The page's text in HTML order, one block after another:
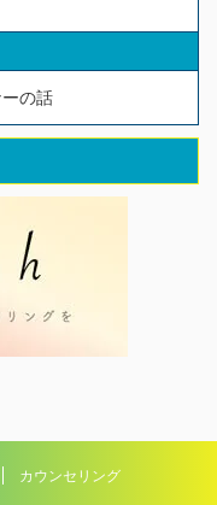
の話
カウンセリング